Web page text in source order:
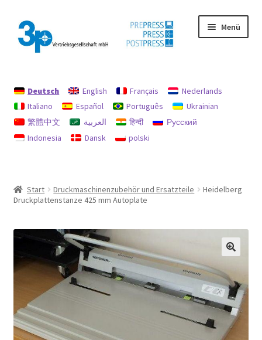
Zur
Navigation
springen
Zum
Inhalt
springen
Menü
Datenschutz
Gebrauchtmaschinen
Deutsch English Français
Nederlands
Italiano
Español Português
Ukrainian
繁體中文
العربية हिन्दी
Русский
Indonesia
Dansk polski
Start Druckmaschinenzubehör und Ersatzteile
Heidelberg
Druckplattenstanze 425 mm Autoplate